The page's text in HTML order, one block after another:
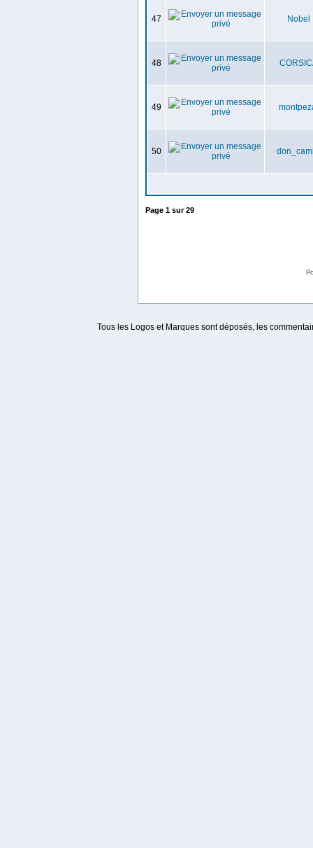
47 Nobel
48
49
50
Page 1 sur29
Tous les Logos et Marques sont déposés, les